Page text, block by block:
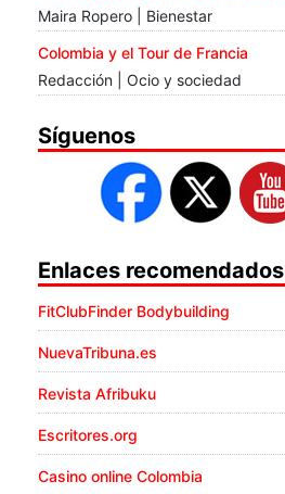
Maira Ropero | Bienestar
Colombia y el Tour de Francia
Redacción | Ocio y sociedad
Síguenos
Enlaces recomendados
FitClubFinder Bodybuilding
NuevaTribuna.es
Revista Afribuku
Escritores.org
Casino online Colombia